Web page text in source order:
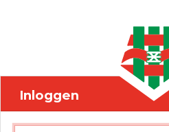
Inloggen